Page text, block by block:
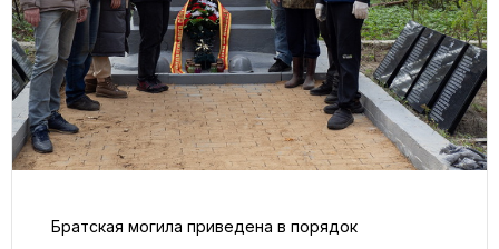
Братская могила приведена в порядок